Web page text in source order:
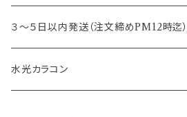
13.5mm
13.6mm
レヴィア
チュチュ
３～５日以内発送（注文締めPM12時迄）
水光カラコン